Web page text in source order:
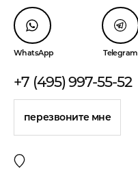
WhatsApp Telegram
+7 (495) 997-55-52
перезвоните мне